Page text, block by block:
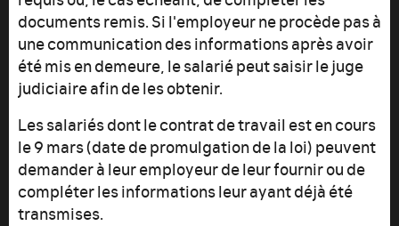
documents remis. Si l'employeur ne procède pas à
une communication des informations après avoir
été mis en demeure, le salarié peut saisir le juge
judiciaire afin de les obtenir.
Les salariés dont le contrat de travail est en cours
le 9 mars (date de promulgation de la loi) peuvent
demander à leur employeur de leur fournir ou de
compléter les informations leur ayant déjà été
transmises.